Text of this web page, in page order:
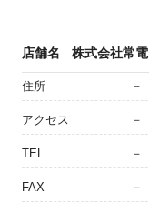
店舗名 株式会社常電
住所 －
アクセス －
TEL －
FAX －